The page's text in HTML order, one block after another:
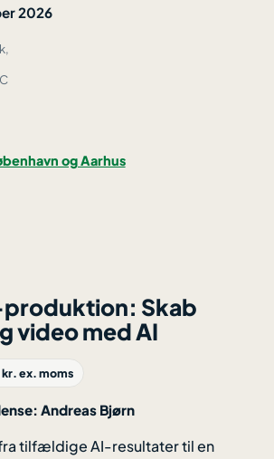
2026
og Aarhus
Skab
video med AI
ex. moms
Andreas Bjørn
tilfældige AI-resultater til en